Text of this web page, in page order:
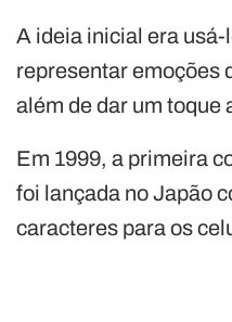
A ideia inicial era usá-
representar emoções
além de dar um toque
Em 1999, a primeira
foi lançada no Japão
caracteres para os